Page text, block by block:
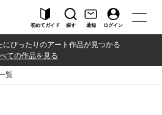
初めてガイド 探す 通知 ログイン
ぴったりのアート作品が見つかる
ての作品を見る
覧